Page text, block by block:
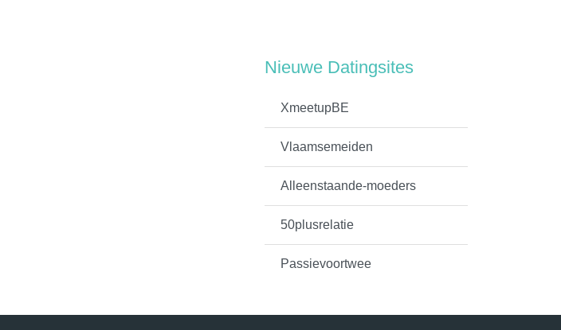
Nieuwe Datingsites
XmeetupBE
Vlaamsemeiden
Alleenstaande-moeders
50plusrelatie
Passievoortwee